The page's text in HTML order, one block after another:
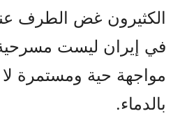
الكثيرون غض الطرف
في إيران ليست
مواجهة حية ومستمرة لا
بالدماء.